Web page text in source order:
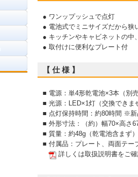
● ワンップッシュで点灯
● 電池式でミニサイズだから狭
● キッチンやキャビネットの中
● 取付けに便利なプレート付
【 仕 様 】
■ 電源：単4形乾電池×3本（別
■ 光源：LED×1灯（交換できま
■ 点灯保持時間：約80時間 ※
■ 外形寸法：（約）幅70×高さ
■ 質量：約48g（乾電池含まず）
■ 付属品：プレート、両面テー
詳しくは取扱説明書をご